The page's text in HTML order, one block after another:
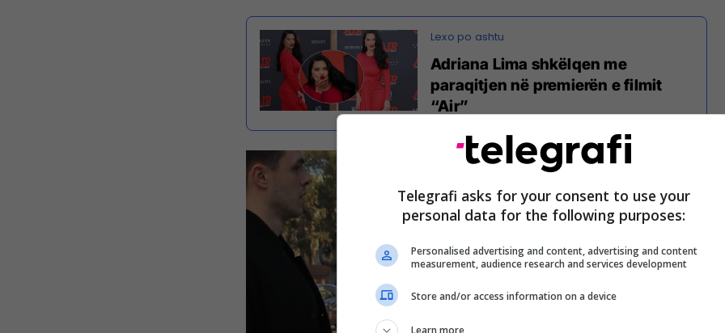
Adriana Lima shkëlqen me
paraqitjen në premierën e filmit
“Air”
Telegrafi asks for your consent to use your
personal data for the following purposes:
Personalised advertising and content, advertising and content
measurement, audience research and services development
Store and/or access information on a device
Learn more